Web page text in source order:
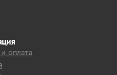
оплата